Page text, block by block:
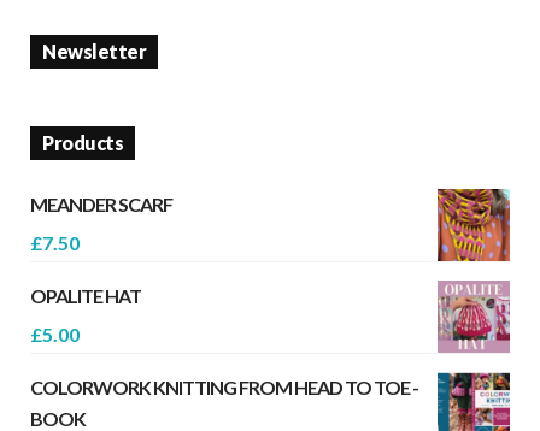
Newsletter
Products
MEANDER SCARF
£7.50
OPALITE HAT
£5.00
COLORWORK KNITTING FROM HEAD TO TOE -
BOOK